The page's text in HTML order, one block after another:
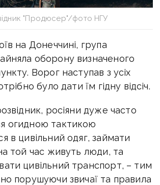
"Продюсер"/фото НГУ
на Донеччині, група
оборону визначеного
Ворог наступав з усіх
було дати їм гідну відсіч.
росіяни дуже часто
огидною тактикою
в цивільний одяг, займати
той час живуть люди, та
цивільний транспорт, – тим
порушуючи звичаї та правила